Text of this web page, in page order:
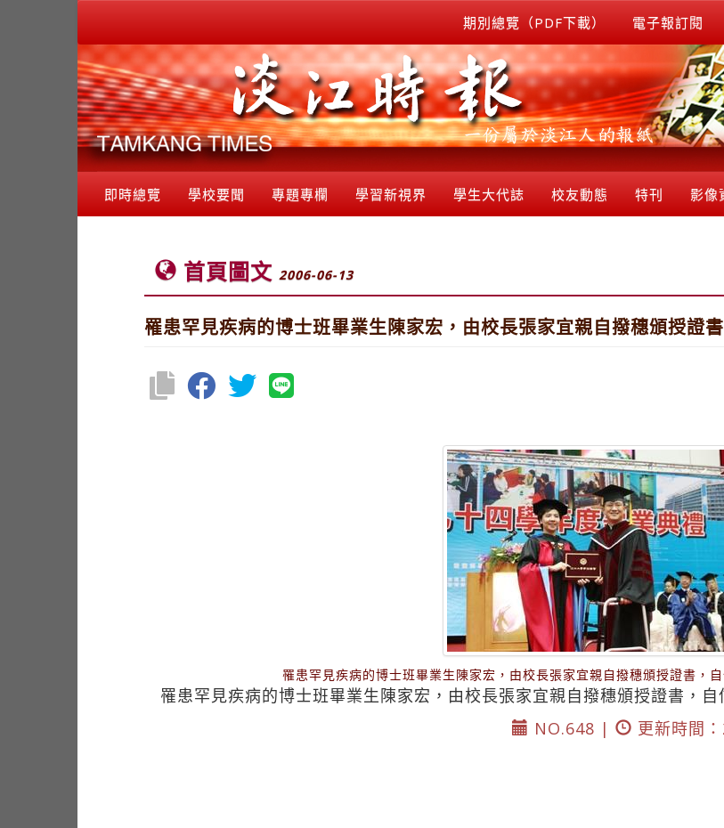
期別總覽（PDF下載） 電子報訂閱
即時總覽 學校要聞 專題專欄 學習新視界 學生大代誌 校友動態 特刊 影像
首頁圖文 2006-06-13
罹患罕見疾病的博士班畢業生陳家宏，由校長張家宜親自撥穗頒授證
罹患罕見疾病的博士班畢業生陳家宏，由校長張家宜親自撥穗頒授證書，
罹患罕見疾病的博士班畢業生陳家宏，由校長張家宜親自撥穗頒授證書，自
NO.648 |
更新時間